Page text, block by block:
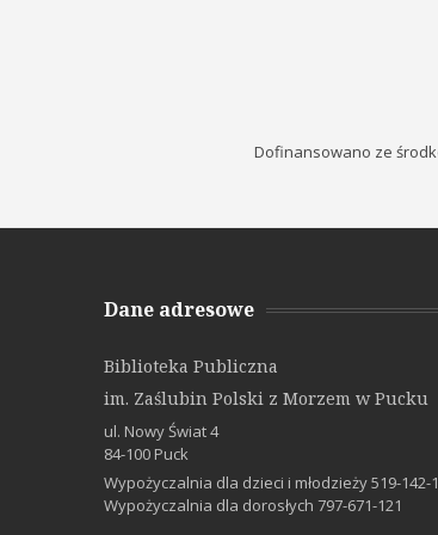
Dofinansowano ze
Dane adresowe
Biblioteka Publiczna
im. Zaślubin Polski z Morzem w Pucku
ul. Nowy Świat 4
84-100 Puck
Wypożyczalnia dla dzieci i młodzieży 519-142-
Wypożyczalnia dla dorosłych 797-671-121